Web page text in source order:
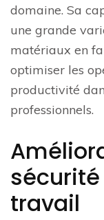
domaine. Sa
une grande
matériaux en
optimiser les
productivité
professionnels.
travail